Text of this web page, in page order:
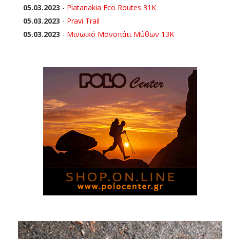
05.03.2023 - Platanakia Eco Routes 31K
05.03.2023 - Pravi Trail
05.03.2023 - Μινωικό Μονοπάτι Μύθων 13Κ